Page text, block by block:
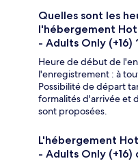
Quelles sont les
l'hébergement
- Adults Only (+16)
Heure de début de
l'enregistrement : à
Possibilité de départ
formalités d'arrivée et
sont proposées.
L'hébergement
- Adults Only